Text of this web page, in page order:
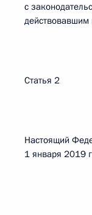
с
Статья 2
Настоящий
1 января 2019